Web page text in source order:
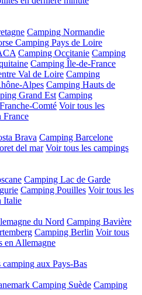
Camping Normandie
Camping Pays de Loire
Camping Occitanie Camping
Camping Île-de-France
Val de Loire Camping
Alpes Camping Hauts de
Grand Est Camping
Comté Voir tous les
France
Brava Camping Barcelone
del mar Voir tous les campings
Camping Lac de Garde
Camping Pouilles Voir tous les
Italie
du Nord Camping Bavière
Camping Berlin Voir tous
en Allemagne
camping aux Pays-Bas
Camping Suède Camping